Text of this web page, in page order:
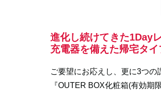
進化し続けてきた1Day
充電器を備えた帰宅タイ
ご要望にお応えし、更に3つの
『OUTER BOX化粧箱(有効期